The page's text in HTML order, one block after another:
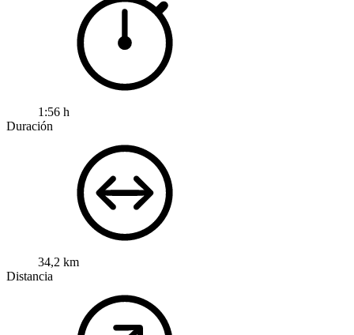
1:56 h
Duración
34,2 km
Distancia